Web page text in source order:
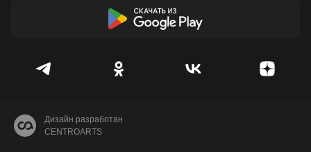
Дизайн разработан
CENTROARTS